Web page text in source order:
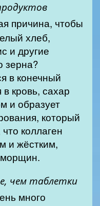
причина, чтобы
хлеб,
и другие
зерна?
в конечный
кровь, сахар
и образует
который
коллаген
и жёстким,
морщин.
чем таблетки
много